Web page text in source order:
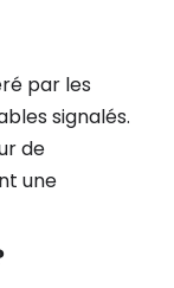
par les
signalés.
de
une